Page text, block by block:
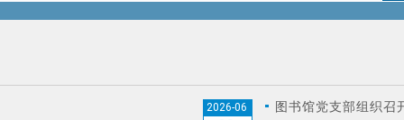
2026-06 图书馆党支部组织召